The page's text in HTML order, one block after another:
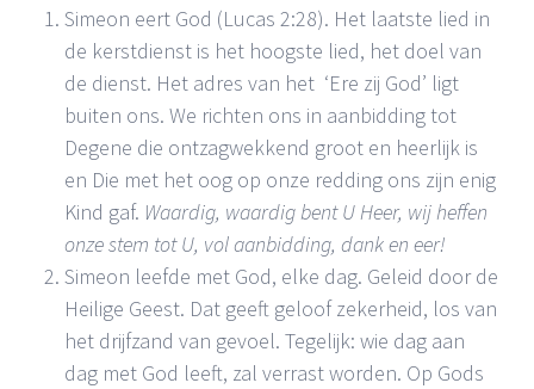
Simeon eert God (Lucas 2:28). Het laatste lied in
de kerstdienst is het hoogste lied, het doel van
de dienst. Het adres van het ‘Ere zij God’ ligt
buiten ons. We richten ons in aanbidding tot
Degene die ontzagwekkend groot en heerlijk is
en Die met het oog op onze redding ons zijn enig
Kind gaf. Waardig, waardig bent U Heer, wij heffen
onze stem tot U, vol aanbidding, dank en eer!
Simeon leefde met God, elke dag. Geleid door de
Heilige Geest. Dat geeft geloof zekerheid, los van
het drijfzand van gevoel. Tegelijk: wie dag aan
dag met God leeft, zal verrast worden. Op Gods